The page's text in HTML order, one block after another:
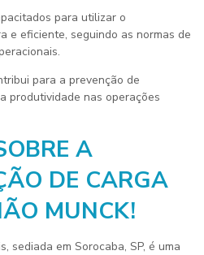
para utilizar o
e eficiente, seguindo as normas de
para a prevenção de
produtividade nas operações
A
DE CARGA
MUNCK!
sediada em Sorocaba, SP, é uma